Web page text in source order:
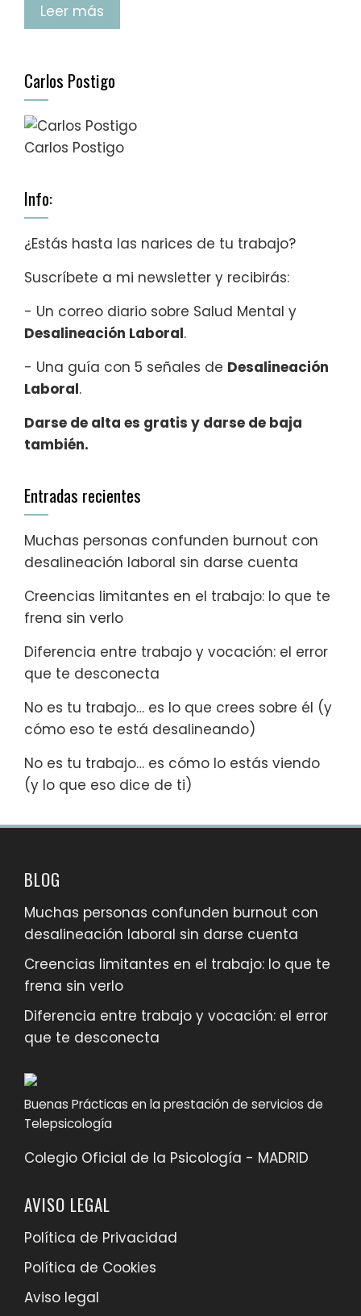
Leer más
Carlos Postigo
Carlos Postigo
Info:
¿Estás hasta las narices de tu trabajo?
Suscríbete a mi newsletter y recibirás:
- Un correo diario sobre Salud Mental y
Desalineación Laboral.
- Una guía con 5 señales de Desalineación
Laboral.
Darse de alta es gratis y darse de baja
también.
Entradas recientes
Muchas personas confunden burnout con
desalineación laboral sin darse cuenta
Creencias limitantes en el trabajo: lo que te
frena sin verlo
Diferencia entre trabajo y vocación: el error
que te desconecta
No es tu trabajo… es lo que crees sobre él (y
cómo eso te está desalineando)
No es tu trabajo… es cómo lo estás viendo
(y lo que eso dice de ti)
BLOG
Muchas personas confunden burnout con
desalineación laboral sin darse cuenta
Creencias limitantes en el trabajo: lo que te
frena sin verlo
Diferencia entre trabajo y vocación: el error
que te desconecta
Buenas Prácticas en la prestación de servicios de
Telepsicología
Colegio Oficial de la Psicología - MADRID
AVISO LEGAL
Política de Privacidad
Política de Cookies
Aviso legal